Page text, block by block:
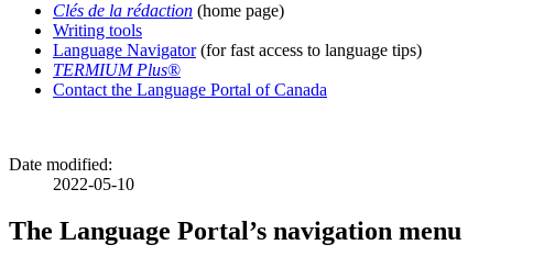
Clés de la rédaction (home page)
Writing tools
Language Navigator(for fast access to language tips)
TERMIUM Plus®
Contact the Language Portal of Canada
Date modified:
2022-05-10
The Language Portal’s navigation menu